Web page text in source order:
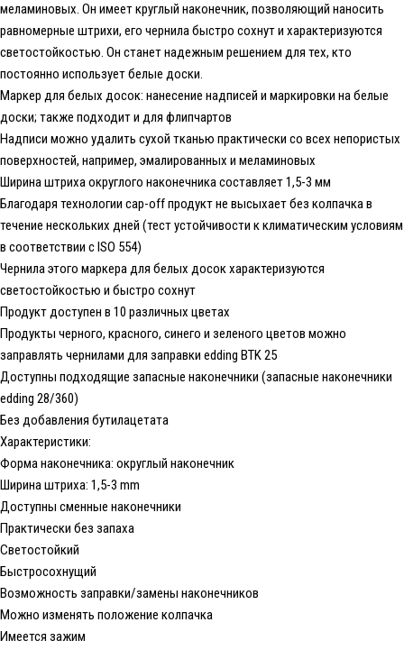
меламиновых. Он имеет круглый наконечник, позволяющий наносить
равномерные штрихи, его чернила быстро сохнут и характеризуются
светостойкостью. Он станет надежным решением для тех, кто
постоянно использует белые доски.
Маркер для белых досок: нанесение надписей и маркировки на белые
доски; также подходит и для флипчартов
Надписи можно удалить сухой тканью практически со всех непористых
поверхностей, например, эмалированных и меламиновых
Ширина штриха округлого наконечника составляет 1,5-3 мм
Благодаря технологии cap-off продукт не высыхает без колпачка в
течение нескольких дней (тест устойчивости к климатическим условиям
в соответствии с ISO 554)
Чернила этого маркера для белых досок характеризуются
светостойкостью и быстро сохнут
Продукт доступен в 10 различных цветах
Продукты черного, красного, синего и зеленого цветов можно
заправлять чернилами для заправки edding BTK 25
Доступны подходящие запасные наконечники (запасные наконечники
edding 28/360)
Без добавления бутилацетата
Характеристики:
Форма наконечника: округлый наконечник
Ширина штриха: 1,5-3 mm
Доступны сменные наконечники
Практически без запаха
Светостойкий
Быстросохнущий
Возможность заправки/замены наконечников
Можно изменять положение колпачка
Имеется зажим